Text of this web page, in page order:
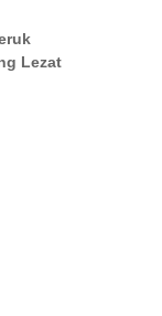
Lezat